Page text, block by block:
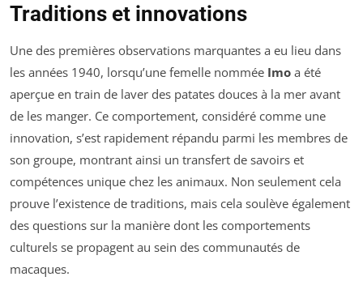
Traditions et innovations
Une des premières observations marquantes a eu lieu dans
les années 1940, lorsqu’une femelle nommée Imo a été
aperçue en train de laver des patates douces à la mer avant
de les manger. Ce comportement, considéré comme une
innovation, s’est rapidement répandu parmi les membres de
son groupe, montrant ainsi un transfert de savoirs et
compétences unique chez les animaux. Non seulement cela
prouve l’existence de traditions, mais cela soulève également
des questions sur la manière dont les comportements
culturels se propagent au sein des communautés de
macaques.